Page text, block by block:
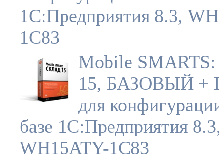
1С:Предприятия 8.3,
1C83
Mobile
15, БАЗОВЫЙ
для
базе 1С:Предприятия
WH15ATY-1C83